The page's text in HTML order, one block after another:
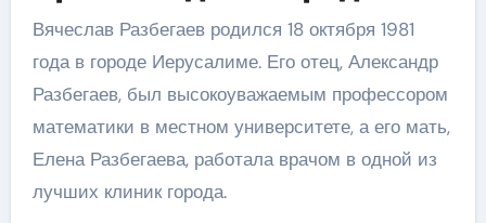
Вячеслав Разбегаев родился 18 октября 1981
года в городе Иерусалиме. Его отец, Александр
Разбегаев, был высокоуважаемым профессором
математики в местном университете, а его мать,
Елена Разбегаева, работала врачом в одной из
лучших клиник города.